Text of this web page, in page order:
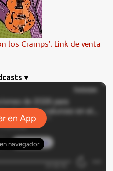
los Cramps'. Link de venta